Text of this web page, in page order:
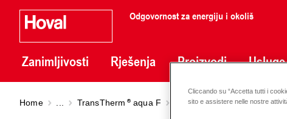
Odgovornost za energiju i okoliš
Zanimljivosti Rješenja Proizvodi Usluge
Home TransTherm aqua F TransTherm aqua FS (7-
Cliccando su “Accetta tutti i
sito e assistere nelle nostre